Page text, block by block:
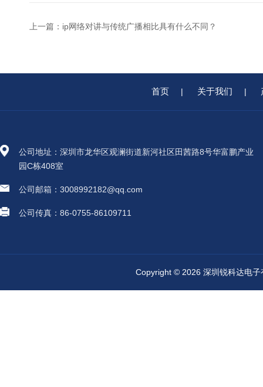
上一篇： ip网络对讲与传统广播相比具有什么不同？
首页 | 关于我们 |
公司地址：深圳市龙华区观澜街道新河社区田茜路8号华富鹏产业
园C栋408室
公司邮箱：3008992182@qq.com
公司传真：86-0755-86109711
Copyright © 2026 深圳锐科达电